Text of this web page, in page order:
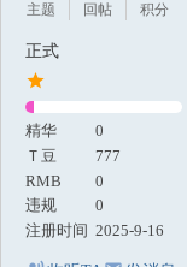
主题
回帖
积分
正式
精华
0
Ｔ豆
777
RMB
0
违规
0
注册时间 2025-9-16